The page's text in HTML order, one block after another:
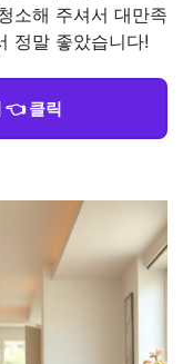
소해 주셔서 대만족
정말 좋았습니다!
👈 클릭